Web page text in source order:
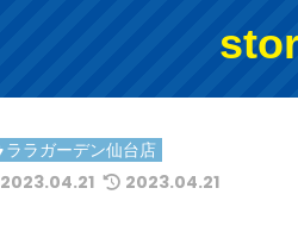
ララガーデン仙台店
2023.04.21 2023.04.21